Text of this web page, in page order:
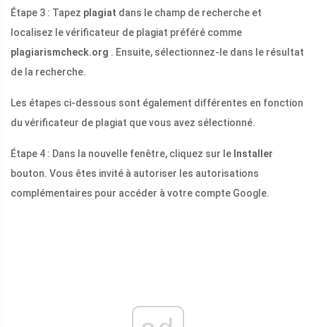
Étape 3 : Tapez plagiat dans le champ de recherche et
localisez le vérificateur de plagiat préféré comme
plagiarismcheck.org . Ensuite, sélectionnez-le dans le résultat
de la recherche.
Les étapes ci-dessous sont également différentes en fonction
du vérificateur de plagiat que vous avez sélectionné.
Étape 4 : Dans la nouvelle fenêtre, cliquez sur le Installer
bouton. Vous êtes invité à autoriser les autorisations
complémentaires pour accéder à votre compte Google.